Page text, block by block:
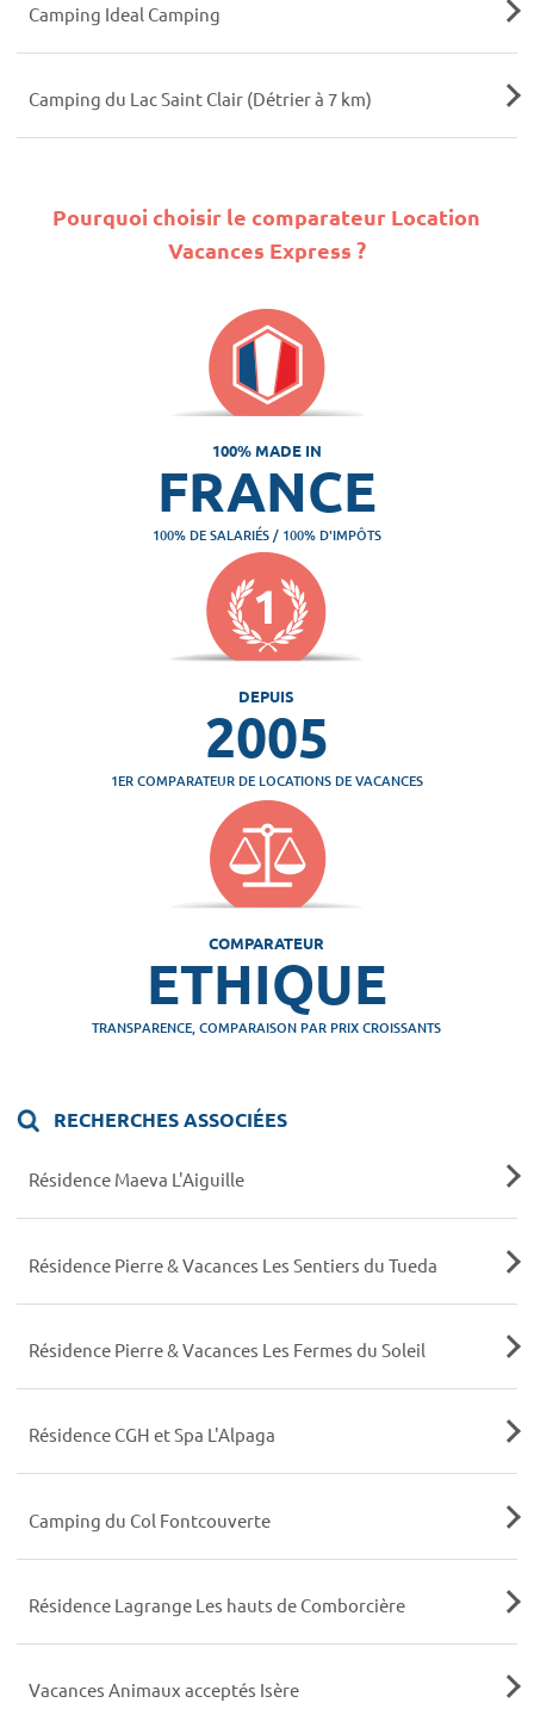
Camping Ideal Camping
Camping du Lac Saint Clair (Détrier à 7 km)
Pourquoi choisir le comparateur Location
Vacances Express ?
100% MADE IN
FRANCE
100% DE SALARIÉS / 100% D'IMPÔTS
DEPUIS
2005
1ER COMPARATEUR DE LOCATIONS DE VACANCES
COMPARATEUR
ETHIQUE
TRANSPARENCE, COMPARAISON PAR PRIX CROISSANTS
RECHERCHES ASSOCIÉES
Résidence Maeva L'Aiguille
Résidence Pierre & Vacances Les Sentiers du Tueda
Résidence Pierre & Vacances Les Fermes du Soleil
Résidence CGH et Spa L'Alpaga
Camping du Col Fontcouverte
Résidence Lagrange Les hauts de Comborcière
Vacances Animaux acceptés Isère